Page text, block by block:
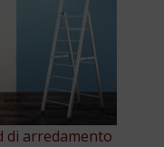
di arredamento